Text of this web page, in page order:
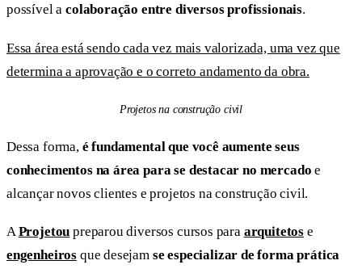
possível acolaboração entre diversos profissionais.
Essa área está sendo cada vez mais valorizada, uma vez que
determina a aprovação e o correto andamento da obra.
Projetos na construção civil
Dessa forma, é fundamental que você aumente seus
conhecimentos na área para se destacar no mercado e
alcançar novos clientes e projetos na construção civil.
AProjetou preparou diversos cursos para arquitetos e
engenheiros que desejam se especializar de forma prática